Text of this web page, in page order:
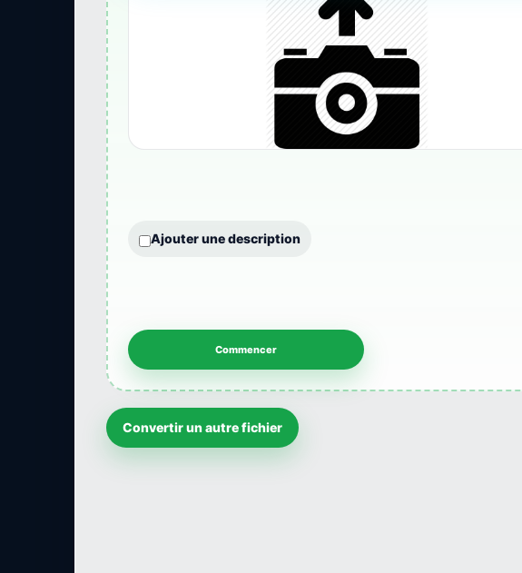
Ajouter une description
Convertir un autre fichier